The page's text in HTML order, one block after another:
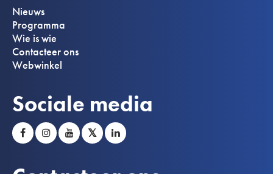
Nieuws
Programma
Wie is wie
Contacteer ons
Webwinkel
Sociale media
𝕏